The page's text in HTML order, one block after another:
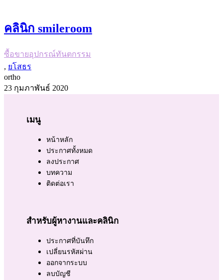
คลินิก smileroom
ซื้อขายอุปกรณ์ทันตกรรม
, ยโสธร
ortho
23 กุมภาพันธ์ 2020
เมนู
หน้าหลัก
ประกาศทั้งหมด
ลงประกาศ
บทความ
ติดต่อเรา
สำหรับผู้หางานและคลินิก
ประกาศที่บันทึก
เปลี่ยนรหัสผ่าน
ออกจากระบบ
ลบบัญชี